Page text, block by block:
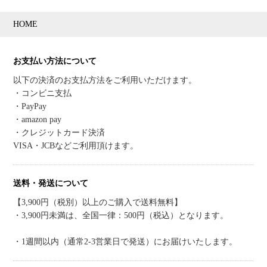
HOME
お支払い方法について
以下の決済のお支払方法をご利用いただけます。
・コンビニ支払
・PayPay
・amazon pay
・クレジットカード決済
VISA・JCBなどご利用頂けます。
送料・発送について
【3,900円（税別）以上のご購入で送料無料】
・3,900円未満は、全国一律：500円（税込）となります。
・1週間以内（通常2-3営業日で発送）にお届けいたします。